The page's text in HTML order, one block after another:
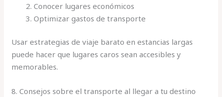
Conocer lugares económicos
Optimizar gastos de transporte
Usar estrategias de viaje barato en estancias largas
puede hacer que lugares caros sean accesibles y
memorables.
8. Consejos sobre el transporte al llegar a tu destino